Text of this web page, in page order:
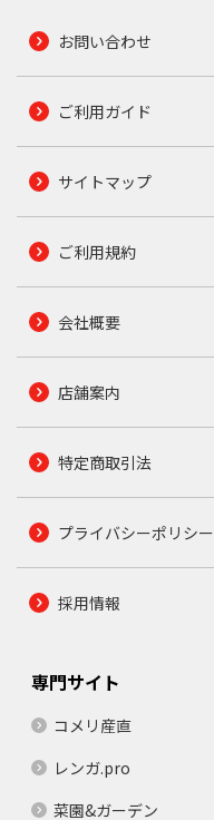
お問い合わせ
ご利用ガイド
サイトマップ
ご利用規約
会社概要
店舗案内
特定商取引法
プライバシーポリシー
採用情報
専門サイト
コメリ産直
レンガ.pro
菜園&ガーデン